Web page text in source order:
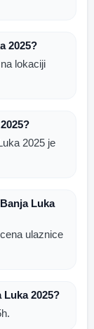
2025?
lokaciji
2025 je
Luka
ulaznice
2025?